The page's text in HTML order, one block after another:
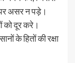
असर न पड़े।
को दूर करे।
के हितों की रक्षा